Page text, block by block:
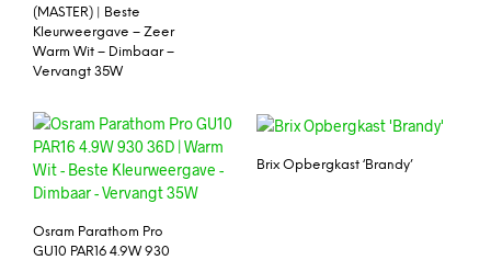
(MASTER) | Beste
Kleurweergave – Zeer
Warm Wit – Dimbaar –
Vervangt 35W
Osram Parathom Pro
GU10 PAR16 4.9W 930
Brix Opbergkast ‘Brandy’